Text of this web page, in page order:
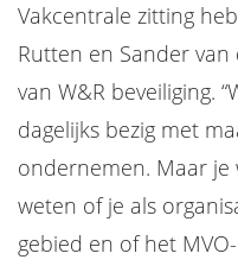
Vakcentrale zitting
Rutten en Sander
van W&R beveiliging.
dagelijks bezig met
ondernemen. Maar
weten of je als
gebied en of het